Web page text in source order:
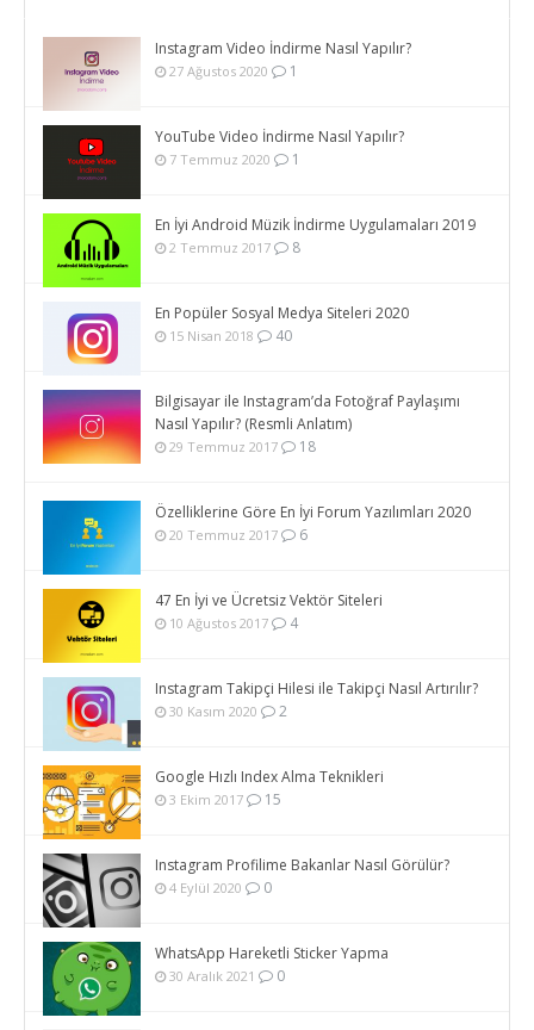
Instagram Video İndirme Nasıl Yapılır?
27 Ağustos 2020 1
YouTube Video İndirme Nasıl Yapılır?
7 Temmuz 2020 1
En İyi Android Müzik İndirme Uygulamaları 2019
2 Temmuz 2017 8
En Popüler Sosyal Medya Siteleri 2020
15 Nisan 2018 40
Bilgisayar ile Instagram’da Fotoğraf Paylaşımı
Nasıl Yapılır? (Resmli Anlatım)
29 Temmuz 2017 18
Özelliklerine Göre En İyi Forum Yazılımları 2020
20 Temmuz 2017 6
47 En İyi ve Ücretsiz Vektör Siteleri
10 Ağustos 2017 4
Instagram Takipçi Hilesi ile Takipçi Nasıl Artırılır?
30 Kasım 2020 2
Google Hızlı Index Alma Teknikleri
3 Ekim 2017 15
Instagram Profilime Bakanlar Nasıl Görülür?
4 Eylül 2020 0
WhatsApp Hareketli Sticker Yapma
30 Aralık 2021 0